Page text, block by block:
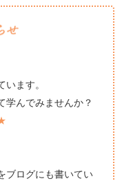
ます。
学んでみませんか？
ブログにも書いてい